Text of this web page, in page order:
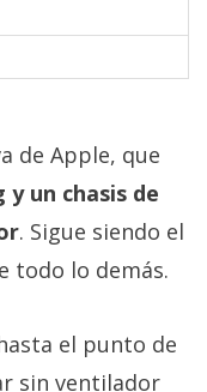
de Apple, que
y un chasis de
. Sigue siendo el
todo lo demás.
el punto de
sin ventilador